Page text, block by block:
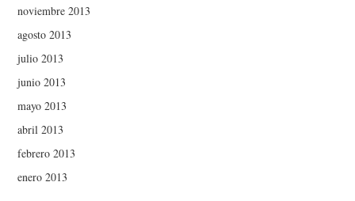
noviembre 2013
agosto 2013
julio 2013
junio 2013
mayo 2013
abril 2013
febrero 2013
enero 2013